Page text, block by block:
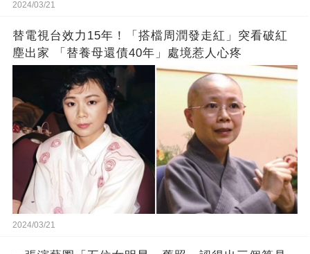
2024/03/21
替電視台效力15年！「搭檔周潤發走紅」突看破紅
塵出家 「替養母還債40年」處境惹人心疼
2024/03/21